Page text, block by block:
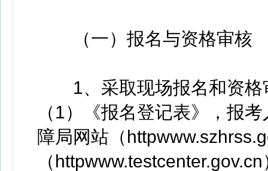
（一）报名与资格审核
1、采取现场报名和资格
（1）《报名登记表》，报
障局网站（
（